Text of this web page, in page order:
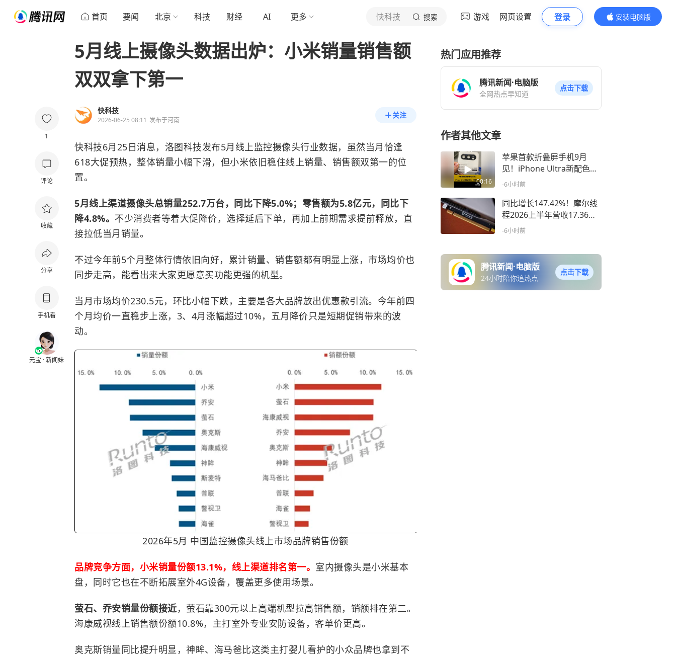
首页 要闻 北京 科技 财经 AI 更多 快科技 搜索 游戏 网页设置 登录
安装电脑版
内容更精彩
1
评论
收藏
分享
手机看
元宝 · 新闻妹
5月线上摄像头数据出炉：小米销量销售额
双双拿下第一
快科技
2026-06-25 08:11 发布于河南
关注
快科技6月25日消息，洛图科技发布5月线上监控摄像头行业数据，虽然当月恰逢
618大促预热，整体销量小幅下滑，但小米依旧稳住线上销量、销售额双第一的位
置。
5月线上渠道摄像头总销量252.7万台，同比下降5.0%；零售额为5.8亿元，同比下
降4.8%。 不少消费者等着大促降价，选择延后下单，再加上前期需求提前释放，直
接拉低当月销量。
不过今年前5个月整体行情依旧向好，累计销量、销售额都有明显上涨，市场均价也
同步走高，能看出来大家更愿意买功能更强的机型。
当月市场均价230.5元，环比小幅下跌，主要是各大品牌放出优惠款引流。今年前四
个月均价一直稳步上涨，3、4月涨幅超过10%，五月降价只是短期促销带来的波
动。
2026年5月 中国监控摄像头线上市场品牌销售份额
品牌竞争方面， 小米销量份额13.1%，线上渠道排名第一。 室内摄像头是小米基本
盘，同时它也在不断拓展室外4G设备，覆盖更多使用场景。
萤石、乔安销量份额接近，萤石靠300元以上高端机型拉高销售额，销额排在第二。
海康威视线上销售额份额10.8%，主打室外专业安防设备，客单价更高。
奥克斯销量同比提升明显，神眸、海马爸比这类主打婴儿看护的小众品牌也拿到不
热门应用推荐
腾讯新闻·电脑版
全网热点早知道
点击下载
作者其他文章
00:16
苹果首款折叠屏手机9月
见！iPhone Ultra新配色银
色、深蓝色现身
-6小时前
同比增长147.42%！摩尔线
程2026上半年营收17.36亿
元：已超2025年全年
-6小时前
腾讯新闻·电脑版
24小时陪你追热点
点击下载